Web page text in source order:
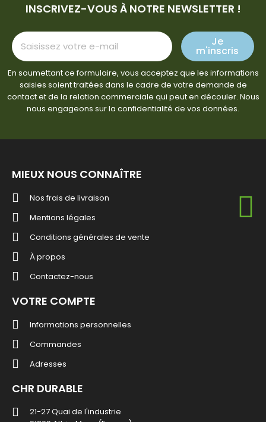
INSCRIVEZ-VOUS À NOTRE NEWSLETTER !
Je
m'inscris
En soumettant ce formulaire, vous acceptez que les informations
saisies soient traitées dans le cadre de votre demande de
contact et de la relation commerciale qui peut en découler. Nous
nous engageons sur la confidentialité de vos données.
MIEUX NOUS CONNAÎTRE
Nos frais de livraison
Mentions légales
Conditions générales de vente
À propos
Contactez-nous
VOTRE COMPTE
Informations personnelles
Commandes
Adresses
CHR DURABLE
21-27 Quai de l'industrie